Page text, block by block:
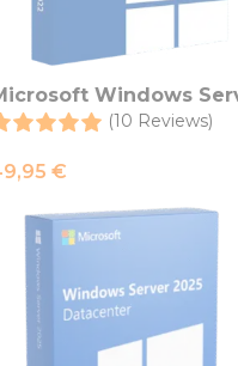
Windows
2022 Datacenter
(10 Reviews)
€